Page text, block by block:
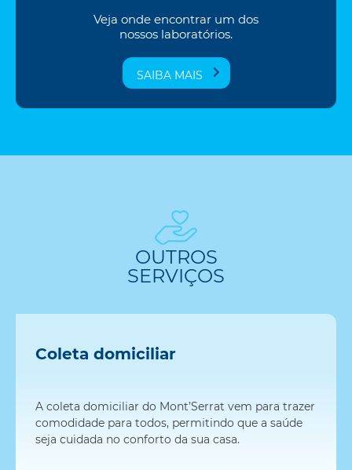
Veja onde encontrar um dos
nossos laboratórios.
SAIBA MAIS
OUTROS
SERVIÇOS
Coleta domiciliar
A coleta domiciliar do Mont’Serrat vem para trazer
comodidade para todos, permitindo que a saúde
seja cuidada no conforto da sua casa.